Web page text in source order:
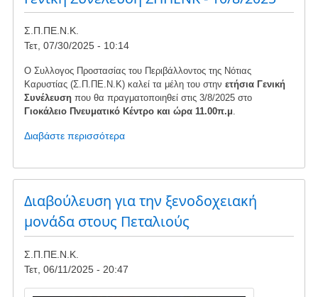
ΠΡΟΣΤΑΣΙΑΣ
ΠΥΡΚΑΓΙΑΣ
Σ.Π.ΠΕ.Ν.Κ.
Τετ, 07/30/2025 - 10:14
Ο Συλλογος Προστασίας του Περιβάλλοντος της Νότιας
Καρυστίας (Σ.Π.ΠΕ.Ν.Κ) καλεί τα μέλη του στην ετήσια Γενική
Συνέλευσηπου θα πραγματοποιηθεί στις 3/8/2025 στο
Γιοκάλειο Πνευματικό Κέντρο και ώρα 11.00π.μ.
Διαβάστε περισσότεραγια
Γενική
Συνέλευση
ΣΠΠΕΝΚ
10/8/2025
Διαβούλευση για την ξενοδοχειακή
μονάδα στους Πεταλιούς
Σ.Π.ΠΕ.Ν.Κ.
Τετ, 06/11/2025 - 20:47